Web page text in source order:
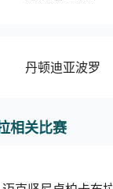
丹顿迪亚波罗
相关比赛